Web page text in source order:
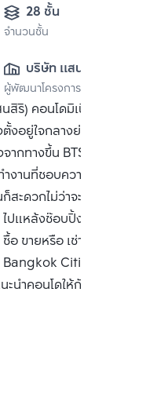
28 ชั้น
จำนวนชั้น
บริษัท แสนสิริ
จำกัด (มหาชน)
ผู้พัฒนาโครงการ
ริ) คอนโดมิเนียมพร้อมอยู่
ยู่ใจกลางย่านธุรกิจการ
กทางขึ้น BTS ทองหล่อ
งานที่ชอบความสะดวกแล้ว
ะดวกไม่ว่าจะเป็นพระราม4
แหล้งช๊อบปิ้งอย่าง เอ็มโพ
ขายหรือ เช่า คอนโด
CitiSmart ได้
นำคอนโดให้กับท่าน